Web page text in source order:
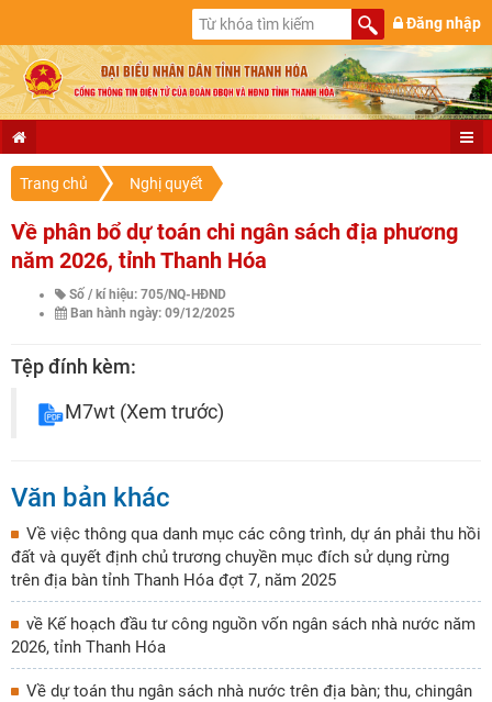
Đăng nhập
Trang chủ Nghị quyết
Về phân bổ dự toán chi ngân sách địa phương
năm 2026, tỉnh Thanh Hóa
Số / kí hiệu: 705/NQ-HĐND
Ban hành ngày: 09/12/2025
Tệp đính kèm:
M7wt (Xem trước)
Văn bản khác
Về việc thông qua danh mục các công trình, dự án phải thu hồi
đất và quyết định chủ trương chuyền mục đích sử dụng rừng
trên địa bàn tỉnh Thanh Hóa đợt 7, năm 2025
về Kế hoạch đầu tư công nguồn vốn ngân sách nhà nước năm
2026, tỉnh Thanh Hóa
Về dự toán thu ngân sách nhà nước trên địa bàn; thu, chingân